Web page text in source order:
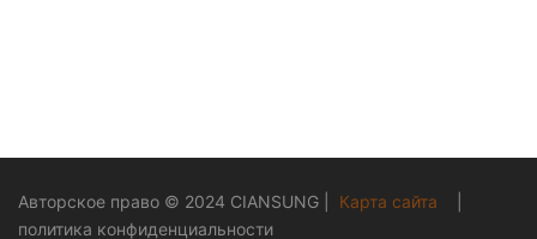
Авторское право © 2024 CIANSUNG Карта сайта
политика конфиденциальности